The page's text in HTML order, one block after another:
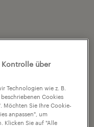
über
Technologien wie z. B.
Cookies
Möchten Sie Ihre Cookie-
anpassen", um
Klicken Sie auf "Alle